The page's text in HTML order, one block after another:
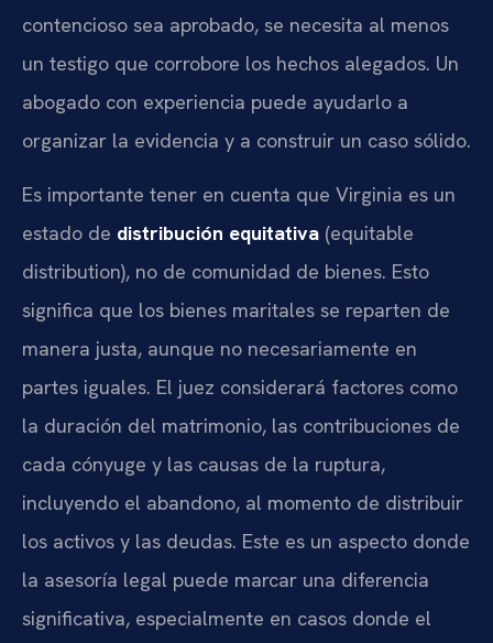
contencioso sea aprobado, se necesita al menos
un testigo que corrobore los hechos alegados. Un
abogado con experiencia puede ayudarlo a
organizar la evidencia y a construir un caso sólido.
Es importante tener en cuenta que Virginia es un
estado de distribución equitativa (equitable
distribution), no de comunidad de bienes. Esto
significa que los bienes maritales se reparten de
manera justa, aunque no necesariamente en
partes iguales. El juez considerará factores como
la duración del matrimonio, las contribuciones de
cada cónyuge y las causas de la ruptura,
incluyendo el abandono, al momento de distribuir
los activos y las deudas. Este es un aspecto donde
la asesoría legal puede marcar una diferencia
significativa, especialmente en casos donde el